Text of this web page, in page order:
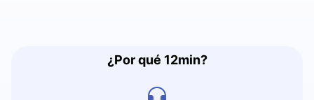
¿Por qué 12min?